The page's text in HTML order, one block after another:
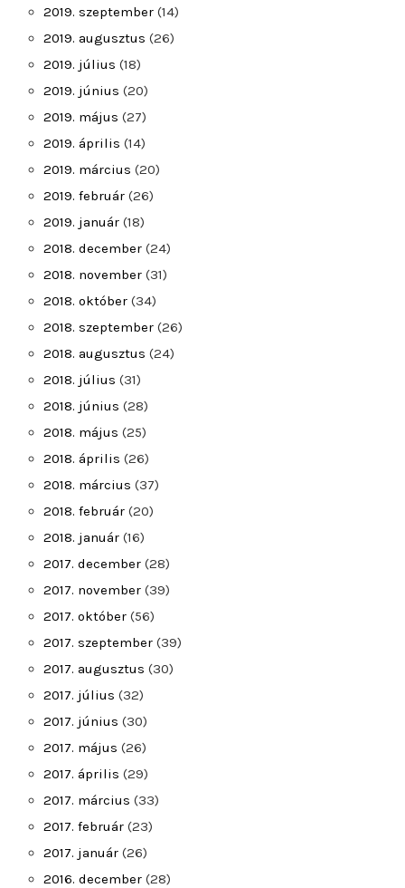
2019. szeptember (14)
2019. augusztus (26)
2019. július (18)
2019. június (20)
2019. május (27)
2019. április (14)
2019. március (20)
2019. február (26)
2019. január (18)
2018. december (24)
2018. november (31)
2018. október (34)
2018. szeptember (26)
2018. augusztus (24)
2018. július (31)
2018. június (28)
2018. május (25)
2018. április (26)
2018. március (37)
2018. február (20)
2018. január (16)
2017. december (28)
2017. november (39)
2017. október (56)
2017. szeptember (39)
2017. augusztus (30)
2017. július (32)
2017. június (30)
2017. május (26)
2017. április (29)
2017. március (33)
2017. február (23)
2017. január (26)
2016. december (28)